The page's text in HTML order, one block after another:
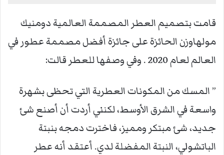
قامت بتصميم العطر المصممة العالمية دومنيك
مولهاوزن الحائزة على جائزة أفضل مصممة عطور في
العالم لعام 2020 . وفي وصفها للعطر قالت:
” المسك من المكونات العطرية التي تحظى بشهرة
واسعة في الشرق الأوسط، لكنني أردت أن أصنع شئ
جديد، شئ مبتكر ومميز، فاخترت دمجه بنبتة
الباتشولي، النبتة المفضلة لدي. أعتقد أنه عطر